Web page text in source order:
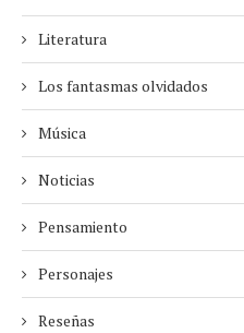
Literatura
Los fantasmas olvidados
Música
Noticias
Pensamiento
Personajes
Reseñas